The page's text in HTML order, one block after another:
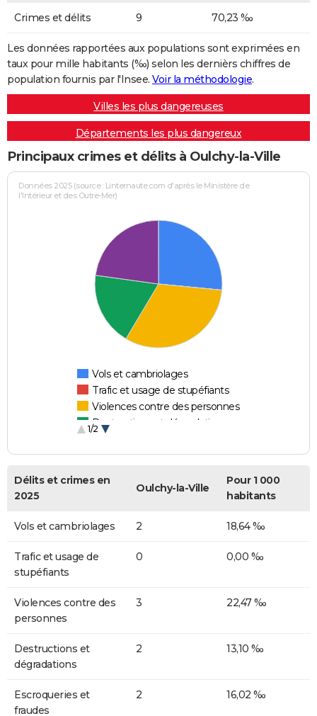
Crimes et délits 9 70,23 ‰
Les données rapportées aux populations sont exprimées en
taux pour mille habitants (‰) selon les dernièrs chiffres de
population fournis par l'Insee. Voir la méthodologie.
Villes les plus dangereuses
Départements les plus dangereux
Principaux crimes et délits à Oulchy-la-Ville
Données 2025 (source : Linternaute.com d'après le Ministère de
l'Intérieur et des Outre-Mer)
Vols et cambriolages
Trafic et usage de stupéfiants
Violences contre des personnes
Destructions et dégradations
1/2
Délits et crimes en
2025
Oulchy-la-Ville
Pour 1 000
habitants
Vols et cambriolages 2 18,64 ‰
Trafic et usage de
stupéfiants
0 0,00 ‰
Violences contre des
personnes
3 22,47 ‰
Destructions et
dégradations
2 13,10 ‰
Escroqueries et
fraudes
2 16,02 ‰